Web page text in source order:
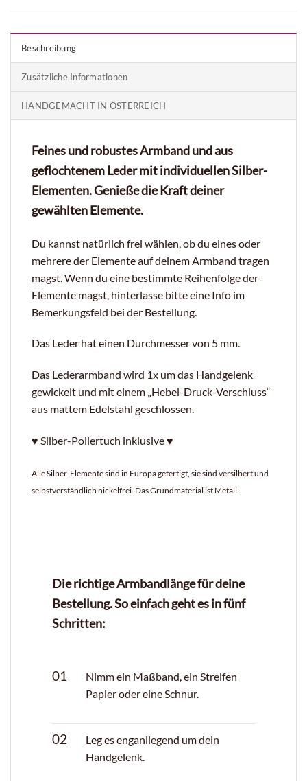
Beschreibung
Zusätzliche Informationen
HANDGEMACHT IN ÖSTERREICH
Feines und robustes Armband und aus
geflochtenem Leder mit individuellen Silber-
Elementen.Genieße die Kraft deiner
gewählten Elemente.
Du kannst natürlich frei wählen, ob du eines oder
mehrere der Elemente auf deinem Armband tragen
magst. Wenn du eine bestimmte Reihenfolge der
Elemente magst, hinterlasse bitte eine Info im
Bemerkungsfeld bei der Bestellung.
Das Leder hat einen Durchmesser von 5 mm.
Das Lederarmband wird 1x um das Handgelenk
gewickelt und mit einem „Hebel-Druck-Verschluss“
aus mattem Edelstahl geschlossen.
♥ Silber-Poliertuch inklusive ♥
Alle Silber-Elemente sind in Europa gefertigt, sie sind versilbert und
selbstverständlich nickelfrei. Das Grundmaterial ist Metall.
Die richtige Armbandlänge für deine
Bestellung. So einfach geht es in fünf
Schritten:
01
Nimm ein Maßband, ein Streifen
Papier oder eine Schnur.
02
Leg es enganliegend um dein
Handgelenk.